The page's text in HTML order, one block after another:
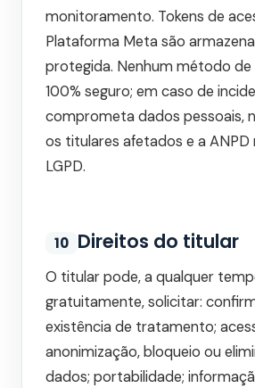
monitoramento. Tokens de
Plataforma Meta são
protegida. Nenhum método de
100% seguro; em caso de
comprometa dados pessoais,
os titulares afetados e a
LGPD.
10 Direitos do titular
O titular pode, a qualquer
gratuitamente, solicitar:
existência de tratamento;
anonimização, bloqueio ou
dados; portabilidade;